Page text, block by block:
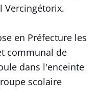
Vercingétorix.
en Préfecture les
communal de
dans l'enceinte
scolaire